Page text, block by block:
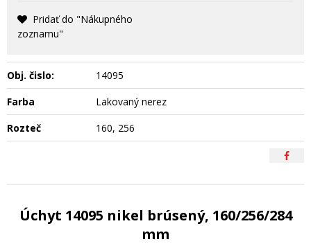
Pridať do "Nákupného
zoznamu"
Obj. čislo:
14095
Farba
Lakovaný nerez
Rozteč
160, 256
Úchyt 14095 nikel brúsený, 160/256/284
mm